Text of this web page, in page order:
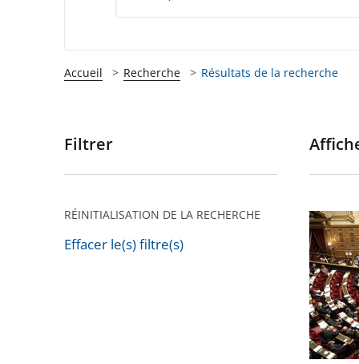
Accueil Recherche Résultats de la recherche
Passer
pour
après
Filtrer
RÉINITIALISATION DE LA RECHERCHE
Effacer le(s) filtre(s)
Depuis
10
ans,
le
Conseil
d’État
est